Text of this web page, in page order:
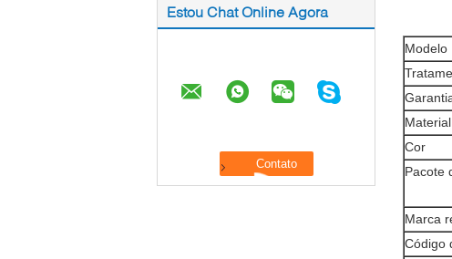
Estou Chat Online Agora
Modelo
Material
Cor
Pacote
Marca
Código